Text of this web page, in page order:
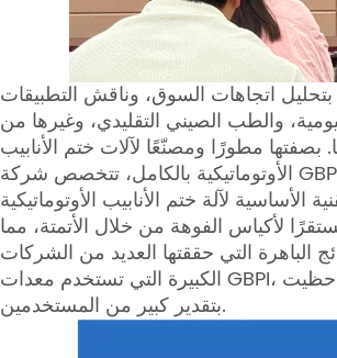
اتجاهات السوق، وناقش التطبيقات
والطب الصيني التقليدي، وغيرها من
بصفتها مطورًا ومصنّعًا لآلات ختم الأنابيب
الأوتوماتيكية بالكامل، تتخصص شركة GBPI في توفير معدات إنتاج أكياس الفوهة عالية الكفاءة، بالإضافة إلى الدعم
لآلة ختم الأنابيب الأوتوماتيكية
لأكياس الفوهة من خلال الأتمتة، مما
الباهرة التي حققتها العديد من الشركات
الكبيرة التي تستخدم معدات GBPI، بما في ذلك التشغيل المستقر وكفاءة الإنتاج المُحسّنة بشكل كبير، والتي حظيت
بتقدير كبير من المستخدمين.